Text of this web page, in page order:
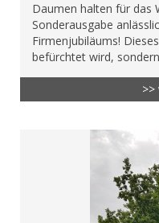
Daumen halten für das
Sonderausgabe
Firmenjubiläums!
befürchtet wird,
>>